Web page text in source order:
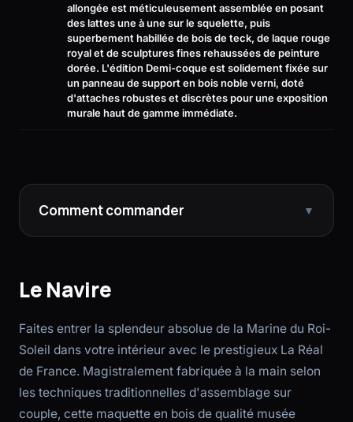
allongée est méticuleusement assemblée en posant
des lattes une à une sur le squelette, puis
superbement habillée de bois de teck, de laque rouge
royal et de sculptures fines rehaussées de peinture
dorée. L'édition Demi-coque est solidement fixée sur
un panneau de support en bois noble verni, doté
d'attaches robustes et discrètes pour une exposition
murale haut de gamme immédiate.
Comment commander ▼
Le Navire
Faites entrer la splendeur absolue de la Marine du Roi-
Soleil dans votre intérieur avec le prestigieux La Réal
de France. Magistralement fabriquée à la main selon
les techniques traditionnelles d'assemblage sur
couple, cette maquette en bois de qualité musée